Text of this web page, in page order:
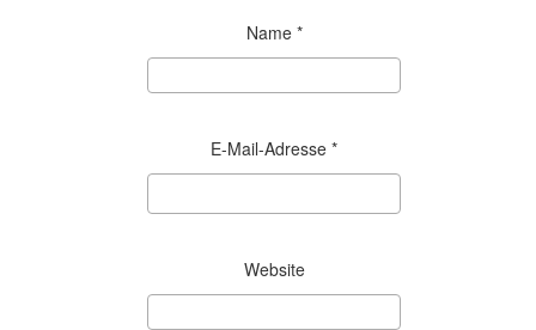
Name *
E-Mail-Adresse *
Website